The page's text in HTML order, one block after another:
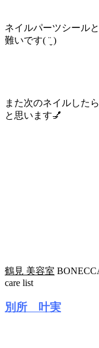
ネイルパーツシール
難いです( ¨̮ )
また次のネイルした
と思います💅
鶴見 美容室
care list
別所 叶実